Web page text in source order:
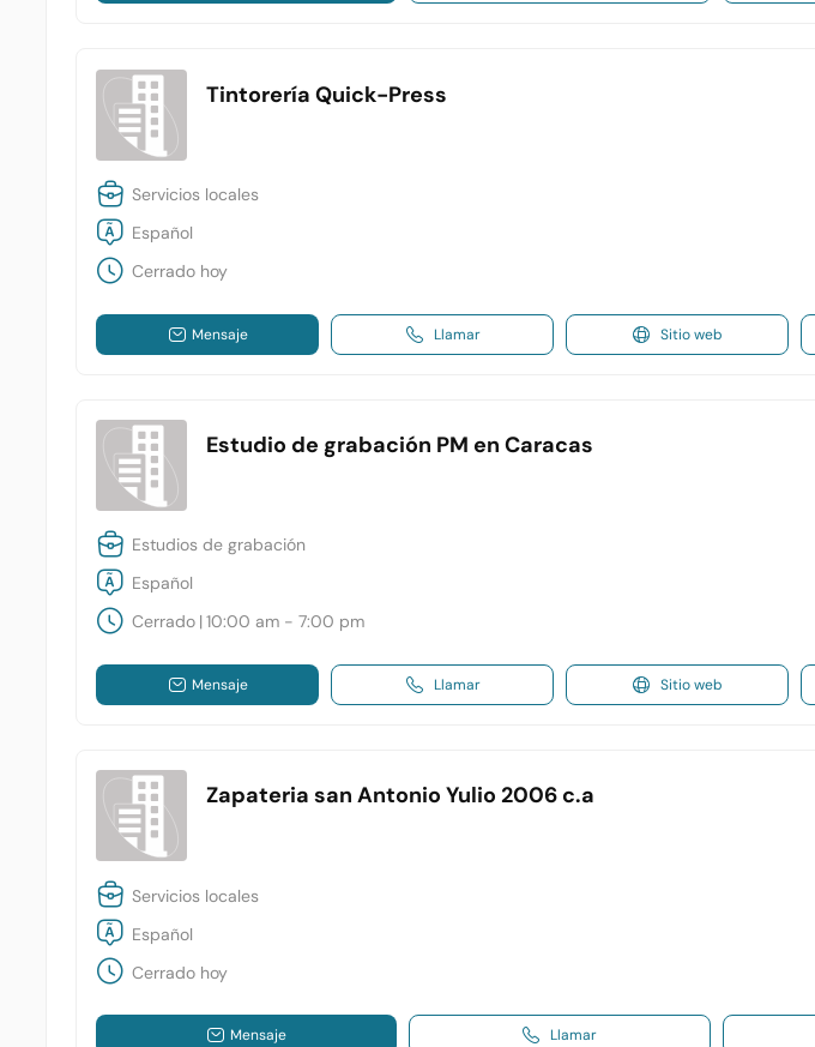
Tintorería Quick-Press
Servicios locales
Español
Cerrado hoy
Mensaje Llamar Sitio web
Estudio de grabación PM en Caracas
Estudios de grabación
Español
Cerrado |10:00 am - 7:00 pm
Mensaje Llamar Sitio web
Zapateria san Antonio Yulio 2006 c.a
Servicios locales
Español
Cerrado hoy
Mensaje Llamar